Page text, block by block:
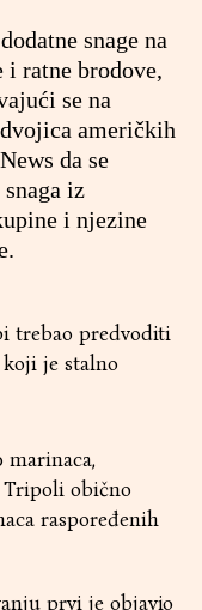
snage na
ratne brodove,
se na
američkih
da se
iz
i njezine
trebao predvoditi
je stalno
marinaca,
Tripoli obično
raspoređenih
prvi je objavio